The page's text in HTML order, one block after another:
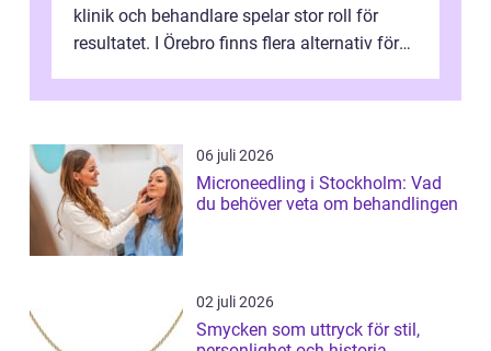
klinik och behandlare spelar stor roll för
resultatet. I Örebro finns flera alternativ för
06 juli 2026
Microneedling i Stockholm: Vad
du behöver veta om behandlingen
02 juli 2026
Smycken som uttryck för stil,